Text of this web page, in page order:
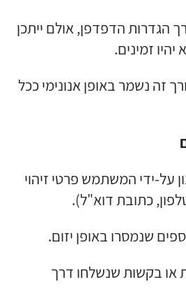
הגדרות הדפדפן, אולם ייתכן
זמינים.
זה נשמר באופן אנונימי ככל
על-ידי המשתמש פרטי זיהוי
כתובת דוא"ל).
שנמסרו באופן יזום.
או בקשות שנשלחו דרך